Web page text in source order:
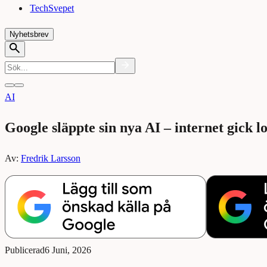
TechSvepet
Nyhetsbrev
AI
Google släppte sin nya AI – internet gick
Av: Fredrik Larsson
Publicerad6 Juni, 2026